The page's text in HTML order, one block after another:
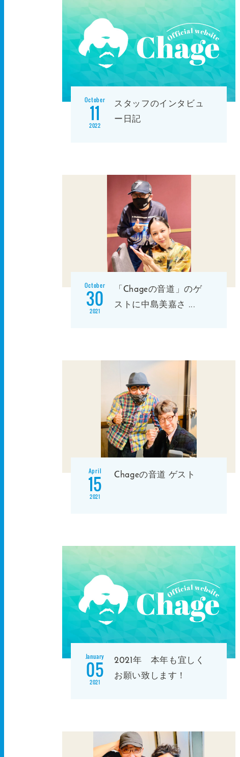
October
11
2022
スタッフのインタビュ
ー日記
October
30
2021
「Chageの音道」のゲ
ストに中島美嘉さ ...
April
15
2021
Chageの音道 ゲスト
January
05
2021
2021年 本年も宜しく
お願い致します！